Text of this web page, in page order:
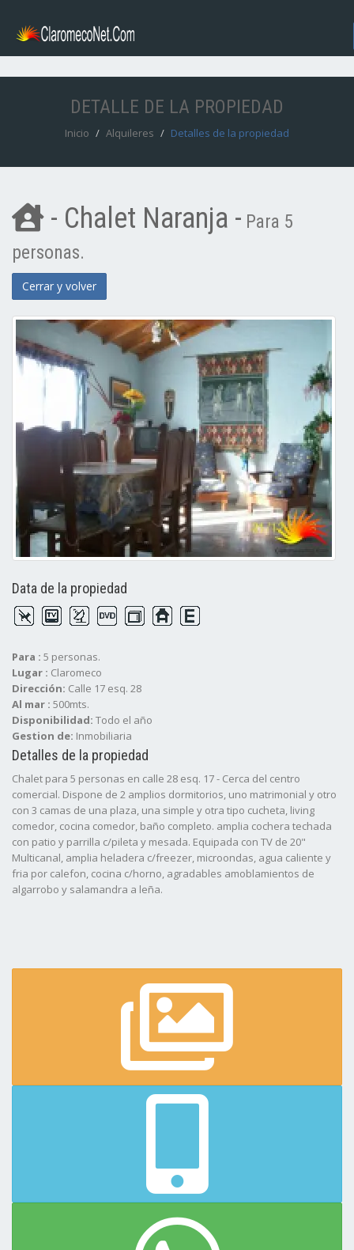
DETALLE DE LA PROPIEDAD
Inicio Alquileres Detalles de la propiedad
- Chalet Naranja - Para 5
personas.
Cerrar y volver
Data de la propiedad
Para : 5 personas.
Lugar : Claromeco
Dirección: Calle 17 esq. 28
Al mar : 500mts.
Disponibilidad: Todo el año
Gestion de: Inmobiliaria
Detalles de la propiedad
Chalet para 5 personas en calle 28 esq. 17 - Cerca del centro
comercial. Dispone de 2 amplios dormitorios, uno matrimonial y otro
con 3 camas de una plaza, una simple y otra tipo cucheta, living
comedor, cocina comedor, baño completo. amplia cochera techada
con patio y parrilla c/pileta y mesada. Equipada con TV de 20"
Multicanal, amplia heladera c/freezer, microondas, agua caliente y
fria por calefon, cocina c/horno, agradables amoblamientos de
algarrobo y salamandra a leña.